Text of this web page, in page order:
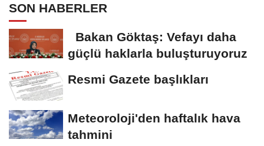
SON HABERLER
Bakan Göktaş: Vefayı daha
güçlü haklarla buluşturuyoruz
Resmi Gazete başlıkları
Meteoroloji'den haftalık hava
tahmini